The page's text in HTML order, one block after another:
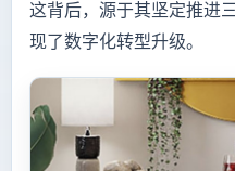
这背后，源于其坚定推进
现了数字化转型升级。